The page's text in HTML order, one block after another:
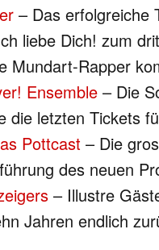
– Das erfolgreiche
liebe Dich! zum
Mundart-Rapper
Ensemble – Die
die letzten Tickets
Pottcast – Die
des neuen
– Illustre
Jahren endlich